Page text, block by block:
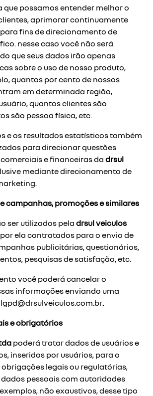
que possamos entender melhor o
aprimorar continuamente
fins de direcionamento de
nesse caso você não será
que seus dados irão apenas
sobre o uso de nosso produto,
quantos por cento de nossos
em determinada região,
quantos clientes são
são pessoa física, etc.
e os resultados estatísticos também
para direcionar questões
e financeiras da drsul
mediante direcionamento de
campanhas, promoções e similares
ser utilizados pela drsul veiculos
ela contratados para o envio de
publicitárias, questionários,
pesquisas de satisfação, etc.
você poderá cancelar o
informações enviando uma
lgpd@drsulveiculos.com.br.
e obrigatórios
poderá tratar dados de usuários e
inseridos por usuários, para o
legais ou regulatórias,
pessoais com autoridades
não exaustivos, desse tipo